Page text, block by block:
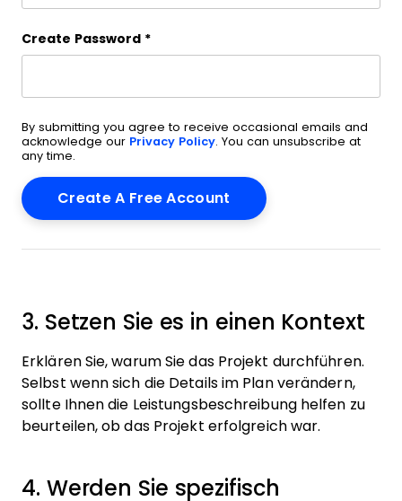
Create Password *
By submitting you agree to receive occasional emails and
acknowledge our Privacy Policy . You can unsubscribe at
any time.
3. Setzen Sie es in einen Kontext
Erklären Sie, warum Sie das Projekt durchführen.
Selbst wenn sich die Details im Plan verändern,
sollte Ihnen die Leistungsbeschreibung helfen zu
beurteilen, ob das Projekt erfolgreich war.
4. Werden Sie spezifisch